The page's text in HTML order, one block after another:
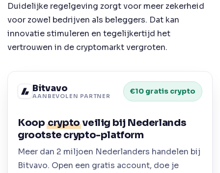
Duidelijke regelgeving zorgt voor meer zekerheid
voor zowel bedrijven als beleggers. Dat kan
innovatie stimuleren en tegelijkertijd het
vertrouwen in de cryptomarkt vergroten.
Bitvavo
AANBEVOLEN PARTNER
€10 gratis crypto
Koopcryptoveilig bij Nederlands
grootste crypto-platform
Meer dan 2 miljoen Nederlanders handelen bij
Bitvavo. Open een gratis account, doe je